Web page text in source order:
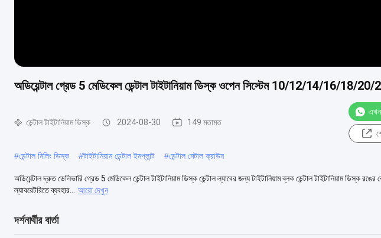
অডিয়েন্টাল গ্রেড 5 মেডিকেল ডেন্টাল টাইটানিয়াম ডিস্ক ওপেন সিস্টেম 10/12/14/16/18/
ডেন্টাল টাইটানিয়াম ডিস্ক 2024-08-30 149 মতামত
#ডেন্টাল মিলিং ডিস্ক #টাইটানিয়াম ডেন্টাল ইমপ্লান্ট #ডেন্টাল মেটাল ক্রাউন
অডিয়েন্টাল দ্রুত ডেলিভারি গ্রেড 5 মেডিকেল ডেন্টাল টাইটানিয়াম ডিস্ক ডেন্টাল ল্যাবের জন্য টাইটানিয়াম ব্লক ডেন্টাল টাইটানিয়াম ডিস্ক
ল্যাবরেটরিতে ব্যবহার...
আরো দেখুন
দর্শনার্থীর বার্তা